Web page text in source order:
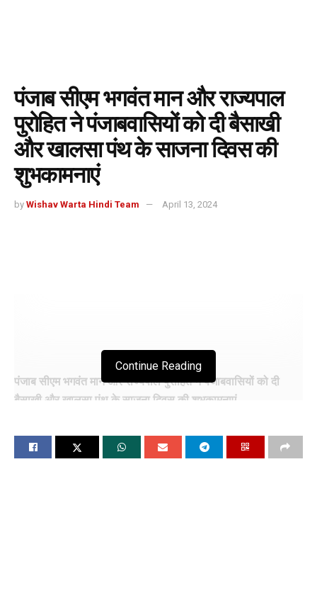
पंजाब सीएम भगवंत मान और राज्यपाल
पुरोहित ने पंजाबवासियों को दी बैसाखी
और खालसा पंथ के साजना दिवस की
शुभकामनाएं
by Wishav Warta Hindi Team April 13, 2024
पंजाब सीएम भगवंत मान और राज्यपाल पुरोहित ने पंजाबवासियों को दी
बैसाखी और खालसा पंथ के साजना दिवस की शुभकामनाएं
चंडीगढ, 13 अपै्रैल (विश्ववार्ता) : पंजाब के मुख्यमंत्री भगवंत मान और
Continue Reading